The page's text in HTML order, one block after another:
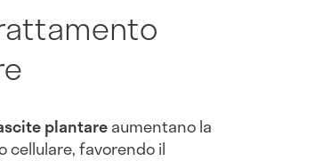
plantareaumentano la
cellulare, favorendo il